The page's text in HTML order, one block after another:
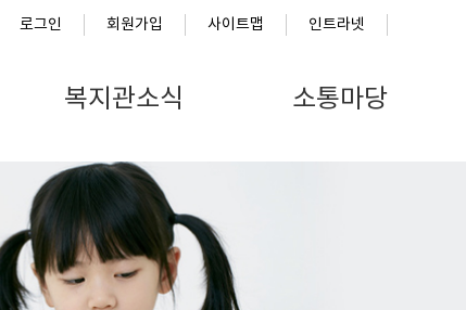
로그인 회원가입 사이트맵 인트라넷
복지관소식 소통마당